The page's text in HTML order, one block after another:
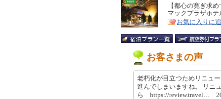
リ
ア
特
徴
【都心の寛ぎ求
マックプラザホテ
お気に入りに
お客さまの声
老朽化が目立つためリニュ
進んでしまいますね。 リニ
ら https://review.travel…